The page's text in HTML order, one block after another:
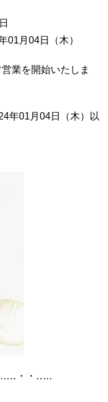
01月04日（木）
業を開始いたしま
年01月04日（木）以
・・‥…